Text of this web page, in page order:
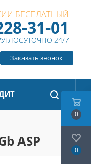
БЕСПЛАТНЫЙ
31-01
24/7
Заказать звонок
ASP
0
0